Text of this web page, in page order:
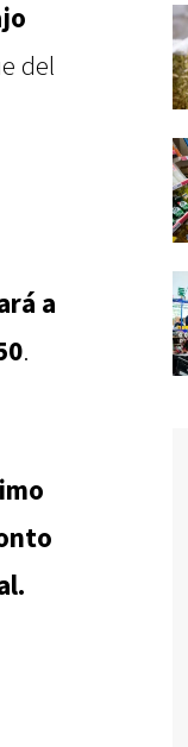
del
a
.